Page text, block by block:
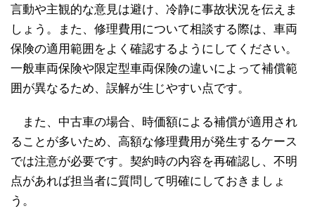
言動や主観的な意見は避け、冷静に事故状況を伝えま
しょう。また、修理費用について相談する際は、車両
保険の適用範囲をよく確認するようにしてください。
一般車両保険や限定型車両保険の違いによって補償範
囲が異なるため、誤解が生じやすい点です。
また、中古車の場合、時価額による補償が適用され
ることが多いため、高額な修理費用が発生するケース
では注意が必要です。契約時の内容を再確認し、不明
点があれば担当者に質問して明確にしておきましょ
う。